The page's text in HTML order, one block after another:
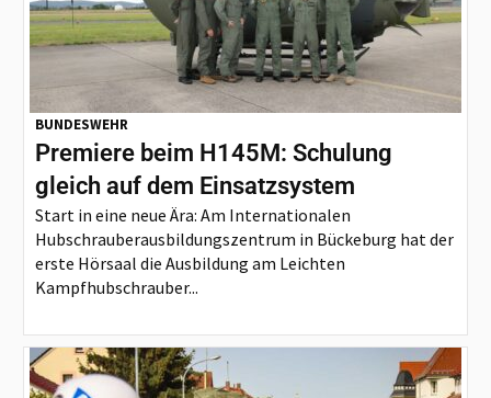
BUNDESWEHR
Premiere beim H145M: Schulung
gleich auf dem Einsatzsystem
Start in eine neue Ära: Am Internationalen
Hubschrauberausbildungszentrum in Bückeburg hat der
erste Hörsaal die Ausbildung am Leichten
Kampfhubschrauber...